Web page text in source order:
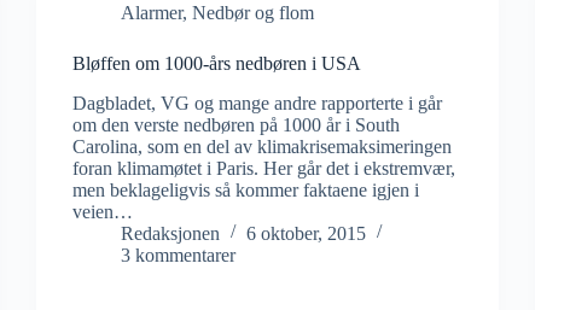
Alarmer,Nedbør og flom
Bløffen om 1000-års nedbøren i USA
Dagbladet, VG og mange andre rapporterte i går
om den verste nedbøren på 1000 år i South
Carolina, som en del av klimakrisemaksimeringen
foran klimamøtet i Paris. Her går det i ekstremvær,
men beklageligvis så kommer faktaene igjen i
veien…
Redaksjonen
6 oktober, 2015
3 kommentarer